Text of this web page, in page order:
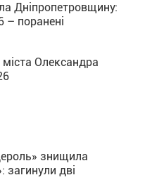
Дніпропетровщину:
– поранені
Олександра
знищила
загинули дві